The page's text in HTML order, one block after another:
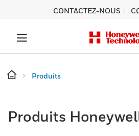
CONTACTEZ-NOUS
Produits
Produits